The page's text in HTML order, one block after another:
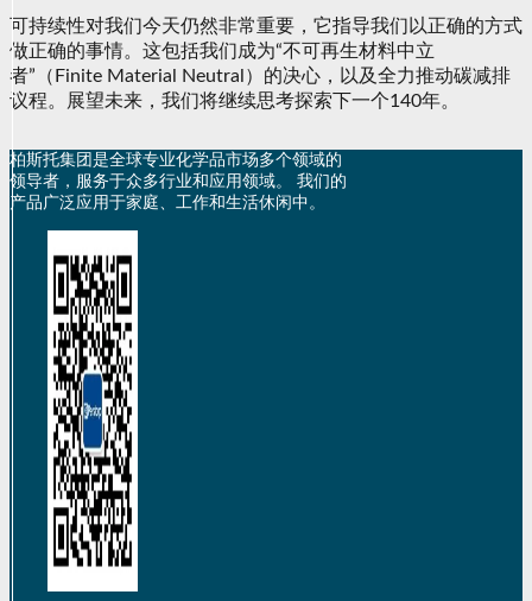
可持续性对我们今天仍然非常重要，它指导我们以正确的方式
做正确的事情。这包括我们成为“不可再生材料中立
者”（Finite Material Neutral）的决心，以及全力推动碳减排
议程。展望未来，我们将继续思考探索下一个140年。
柏斯托集团是全球专业化学品市场多个领域的
领导者，服务于众多行业和应用领域。 我们的
产品广泛应用于家庭、工作和生活休闲中。